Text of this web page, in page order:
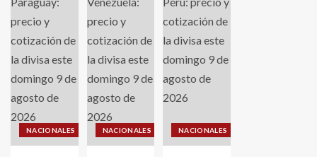
NACIONALES NACIONALES NACIONALES